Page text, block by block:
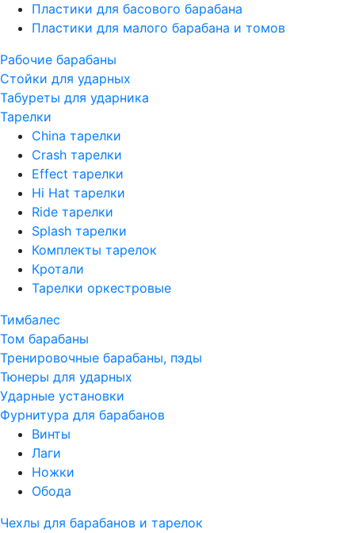
Пластики для басового барабана
Пластики для малого барабана и томов
Рабочие барабаны
Стойки для ударных
Табуреты для ударника
Тарелки
China тарелки
Crash тарелки
Effect тарелки
Hi Hat тарелки
Ride тарелки
Splash тарелки
Комплекты тарелок
Кротали
Тарелки оркестровые
Тимбалес
Том барабаны
Тренировочные барабаны, пэды
Тюнеры для ударных
Ударные установки
Фурнитура для барабанов
Винты
Лаги
Ножки
Обода
Чехлы для барабанов и тарелок